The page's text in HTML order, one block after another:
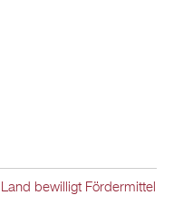
be­wil­ligt För­der­mit­tel